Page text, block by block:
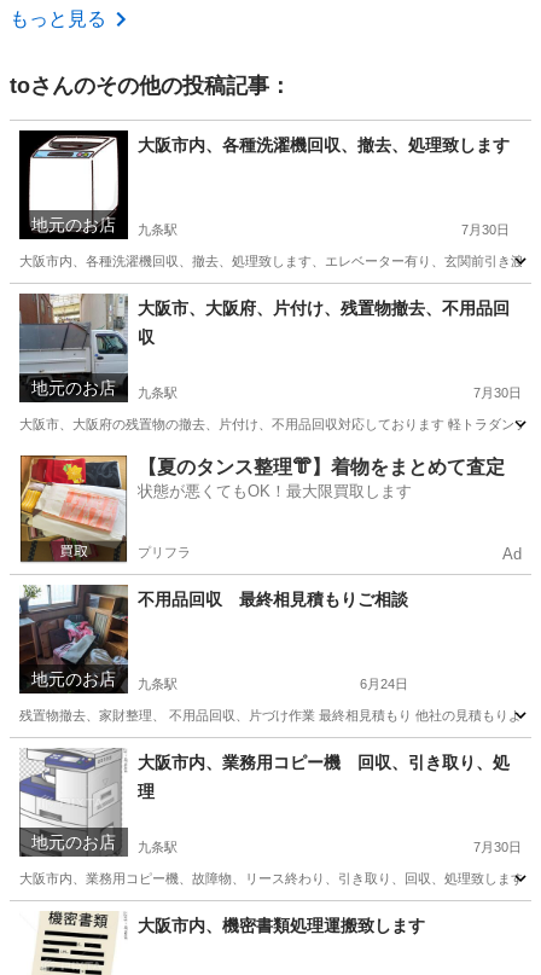
大阪 大阪市
もっと見る
toさんのその他の投稿記事：
地元のお店
大阪市内、各種洗濯機回収、撤去、処理致します
九条駅 7月30日
大阪市内、各種洗濯機回収、撤去、処理致します、エレベーター有り、玄関前引き
大阪 大阪市 九条駅 不用品回収
地元のお店
大阪市、大阪府、片付け、残置物撤去、不用品回
収
九条駅 7月30日
大阪市、大阪府の残置物の撤去、片付け、不用品回収対応しております 軽トラダ
大阪 大阪市 九条駅 不用品回収 片付け
【夏のタンス整理👘】着物をまとめて査定
状態が悪くてもOK！最大限買取します
プリフラ Ad
地元のお店
不用品回収 最終相見積もりご相談
九条駅 6月24日
残置物撤去、家財整理、 不用品回収、片づけ作業 最終相見積もり 他社の見積もりよ
大阪 大阪市 九条駅 不用品回収
地元のお店
大阪市内、業務用コピー機 回収、引き取り、処
理
九条駅 7月30日
大阪市内、業務用コピー機、故障物、リース終わり、引き取り、回収、処理致しま
大阪 大阪市 九条駅 不用品回収 スポット
大阪市内、機密書類処理運搬致します